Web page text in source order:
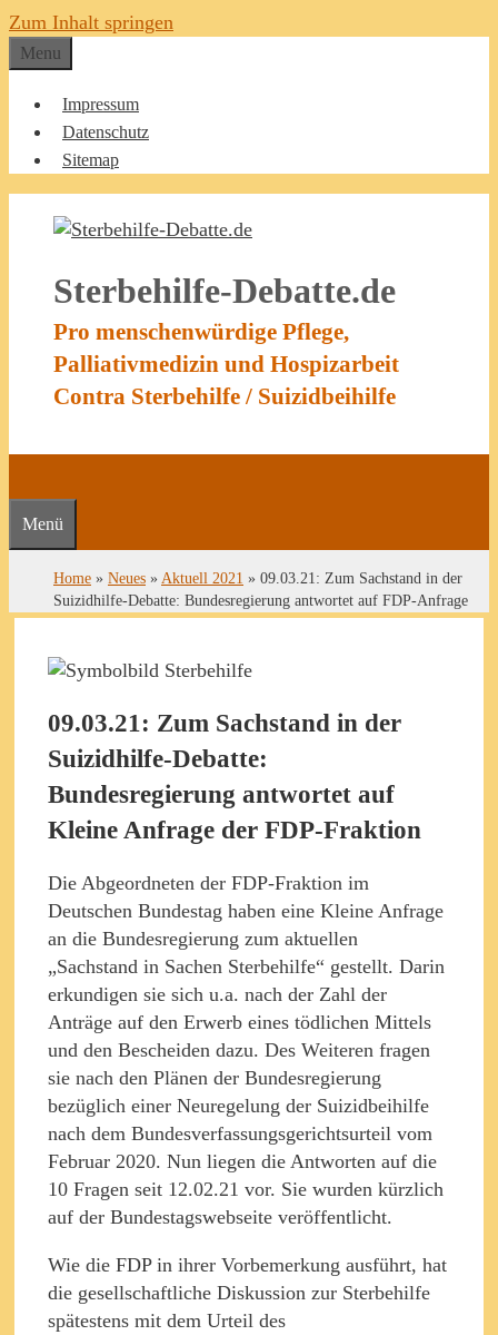
Zum Inhalt springen
Menu
Impressum
Datenschutz
Sitemap
Sterbehilfe-Debatte.de
Pro menschenwürdige Pflege,
Palliativmedizin und Hospizarbeit
Contra Sterbehilfe / Suizidbeihilfe
Menü
Home » Neues » Aktuell 2021 » 09.03.21: Zum Sachstand in der
Suizidhilfe-Debatte: Bundesregierung antwortet auf FDP-Anfrage
09.03.21: Zum Sachstand in der
Suizidhilfe-Debatte:
Bundesregierung antwortet auf
Kleine Anfrage der FDP-Fraktion
Die Abgeordneten der FDP-Fraktion im
Deutschen Bundestag haben eine Kleine Anfrage
an die Bundesregierung zum aktuellen
„Sachstand in Sachen Sterbehilfe“ gestellt. Darin
erkundigen sie sich u.a. nach der Zahl der
Anträge auf den Erwerb eines tödlichen Mittels
und den Bescheiden dazu. Des Weiteren fragen
sie nach den Plänen der Bundesregierung
bezüglich einer Neuregelung der Suizidbeihilfe
nach dem Bundesverfassungsgerichtsurteil vom
Februar 2020. Nun liegen die Antworten auf die
10 Fragen seit 12.02.21 vor. Sie wurden kürzlich
auf der Bundestagswebseite veröffentlicht.
Wie die FDP in ihrer Vorbemerkung ausführt, hat
die gesellschaftliche Diskussion zur Sterbehilfe
spätestens mit dem Urteil des